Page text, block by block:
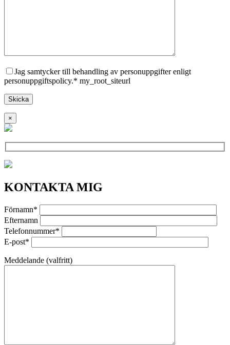
Jag samtycker till behandling av personuppgifter enligt
personuppgiftspolicy.* my_root_siteurl
×
KONTAKTA MIG
Förnamn*
Efternamn
Telefonnummer*
E-post*
Meddelande (valfritt)